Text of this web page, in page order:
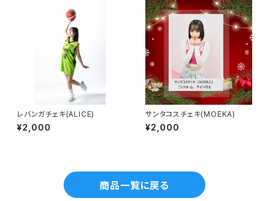
レバンガチェキ(ALICE)
¥2,000
サンタコスチェキ(MOEKA)
¥2,000
商品一覧に戻る